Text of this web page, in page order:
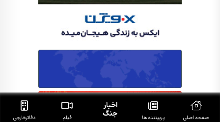
صفحه اصلی پربیننده ها
اخبار
جنگ فیلم دفاتر‌خارجی